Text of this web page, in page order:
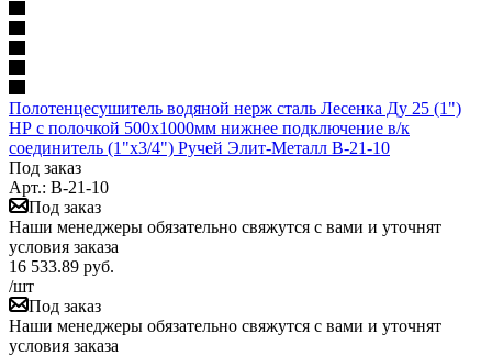
Полотенцесушитель водяной нерж сталь Лесенка Ду 25 (1")
НР с полочкой 500х1000мм нижнее подключение в/к
соединитель (1"х3/4") Ручей Элит-Металл В-21-10
Под заказ
Арт.: В-21-10
Под заказ
Наши менеджеры обязательно свяжутся с вами и уточнят
условия заказа
16 533.89 руб.
/шт
Под заказ
Наши менеджеры обязательно свяжутся с вами и уточнят
условия заказа